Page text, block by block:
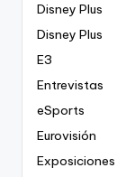
Disney Plus
Disney Plus
E3
Entrevistas
eSports
Eurovisión
Exposiciones